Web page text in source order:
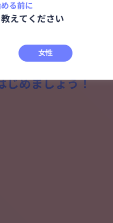
質問で、
きます。
じめましょう！
る前に
えてください
女性